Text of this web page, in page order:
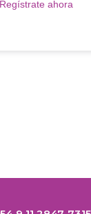
Regístrate ahora